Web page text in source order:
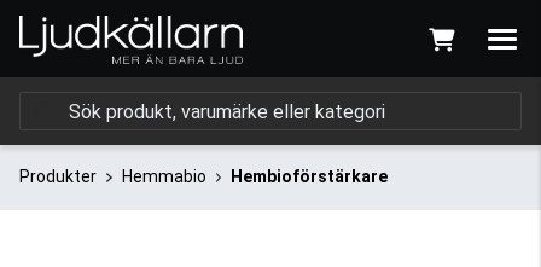
Produkter Hemmabio Hembioförstärkare